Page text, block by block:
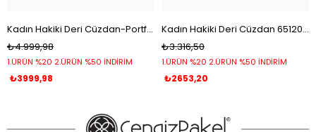
Kadın Hakiki Deri Cüzdan-Portföy 65104-Kırmızı
₺4.999,98
1.ÜRÜN %20 2.ÜRÜN %50 İNDİRİM
₺3999,98
Kadın Hakiki Deri Cüzdan 65120-Hardal
₺3.316,50
1.ÜRÜN %20 2.ÜRÜN %50 İNDİRİM
₺2653,20